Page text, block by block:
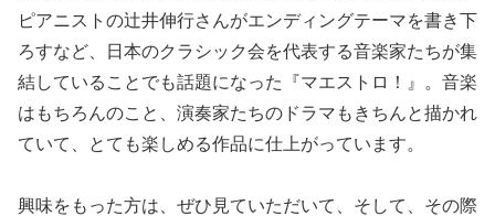
ピアニストの辻井伸行さんがエンディングテーマを書き下
ろすなど、日本のクラシック会を代表する音楽家たちが集
結していることでも話題になった『マエストロ！』。音楽
はもちろんのこと、演奏家たちのドラマもきちんと描かれ
ていて、とても楽しめる作品に仕上がっています。
興味をもった方は、ぜひ見ていただいて、そして、その際